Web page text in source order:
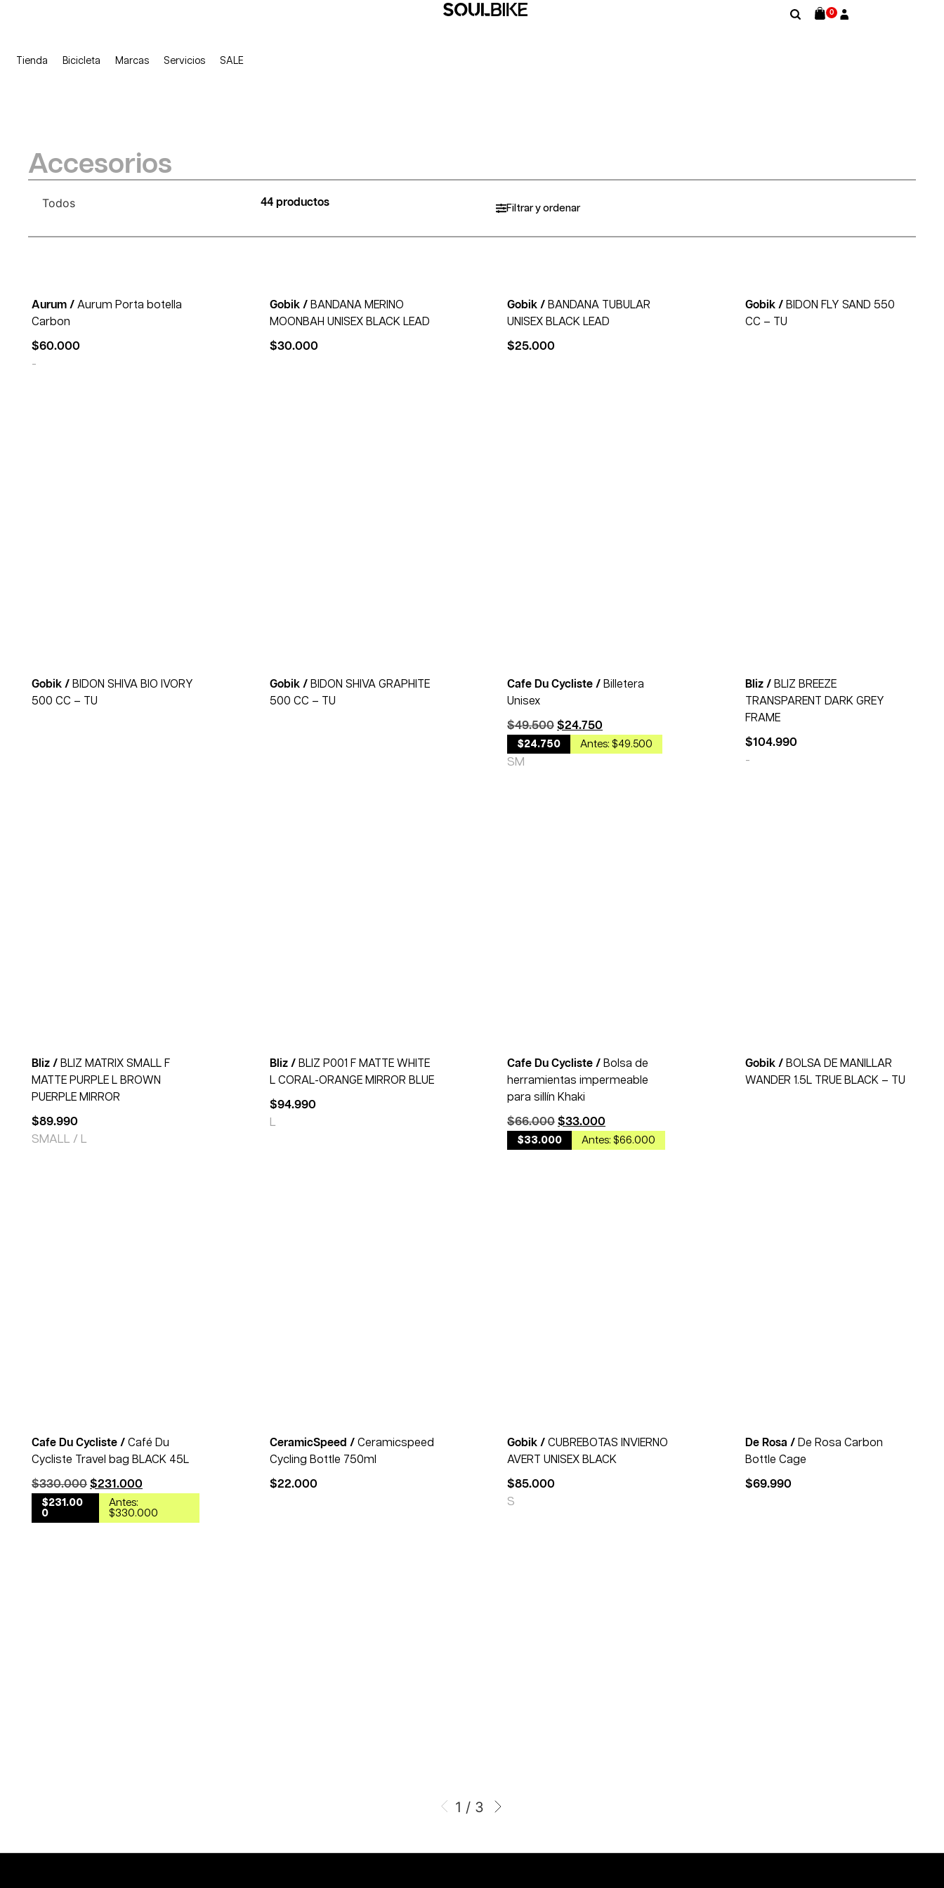
Tienda Bicicleta Marcas Servicios SALE
0
Accesorios
Todos 44 productos Filtrar y ordenar
Aurum / Aurum Porta botella
Carbon
$60.000
-
Gobik / BANDANA MERINO
MOONBAH UNISEX BLACK LEAD
$30.000
Gobik / BANDANA TUBULAR
UNISEX BLACK LEAD
$25.000
Gobik / BIDON FLY SAND 550
CC – TU
Gobik / BIDON SHIVA BIO IVORY
500 CC – TU
Gobik / BIDON SHIVA GRAPHITE
500 CC – TU
Cafe Du Cycliste / Billetera
Unisex
$49.500 $24.750
$24.750 Antes: $49.500
SM
Bliz / BLIZ BREEZE
TRANSPARENT DARK GREY
FRAME
$104.990
-
Bliz / BLIZ MATRIX SMALL F
MATTE PURPLE L BROWN
PUERPLE MIRROR
$89.990
SMALL / L
Bliz / BLIZ P001 F MATTE WHITE
L CORAL-ORANGE MIRROR BLUE
$94.990
L
Cafe Du Cycliste / Bolsa de
herramientas impermeable
para sillín Khaki
$66.000 $33.000
$33.000 Antes: $66.000
Gobik / BOLSA DE MANILLAR
WANDER 1.5L TRUE BLACK – TU
Cafe Du Cycliste / Café Du
Cycliste Travel bag BLACK 45L
$330.000 $231.000
$231.00
0
Antes:
$330.000
CeramicSpeed / Ceramicspeed
Cycling Bottle 750ml
$22.000
Gobik / CUBREBOTAS INVIERNO
AVERT UNISEX BLACK
$85.000
S
De Rosa / De Rosa Carbon
Bottle Cage
$69.990
1 / 3